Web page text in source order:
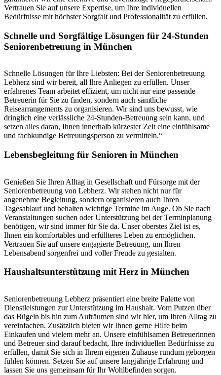
Vertrauen Sie auf unsere Expertise, um Ihre individuellen
Bedürfnisse mit höchster Sorgfalt und Professionalität zu erfüllen.
Schnelle und Sorgfältige Lösungen für 24-Stunden
Seniorenbetreuung in München
Schnelle Lösungen für Ihre Liebsten: Bei der Seniorenbetreuung
Lebherz sind wir bereit, all Ihre Anliegen zu erfüllen. Unser
erfahrenes Team arbeitet effizient, um nicht nur eine passende
Betreuerin für Sie zu finden, sondern auch sämtliche
Reisearrangements zu organisieren. Wir sind uns bewusst, wie
dringlich eine verlässliche 24-Stunden-Betreuung sein kann, und
setzen alles daran, Ihnen innerhalb kürzester Zeit eine einfühlsame
und fachkundige Betreuungsperson zu vermitteln.“
Lebensbegleitung für Senioren in München
Genießen Sie Ihren Alltag in Gesellschaft und Fürsorge mit der
Seniorenbetreuung von Lebherz. Wir stehen nicht nur für
angenehme Begleitung, sondern organisieren auch Ihren
Tagesablauf und behalten wichtige Termine im Auge. Ob Sie nach
Veranstaltungen suchen oder Unterstützung bei der Terminplanung
benötigen, wir sind immer für Sie da. Unser oberstes Ziel ist es,
Ihnen ein komfortables und erfüllteres Leben zu ermöglichen.
Vertrauen Sie auf unsere engagierte Betreuung, um Ihren
Lebensabend sorgenfrei und voller Freude zu gestalten.
Haushalts­unterstützung mit Herz in München
Seniorenbetreuung Lebherz präsentiert eine breite Palette von
Dienstleistungen zur Unterstützung im Haushalt. Vom Putzen über
das Bügeln bis hin zum Aufräumen sind wir hier, um Ihren Alltag zu
vereinfachen. Zusätzlich bieten wir Ihnen gerne Hilfe beim
Einkaufen und vielem mehr an. Unsere einfühlsamen Betreuerinnen
und Betreuer sind darauf bedacht, Ihre individuellen Bedürfnisse zu
erfüllen, damit Sie sich in Ihrem eigenen Zuhause rundum geborgen
fühlen können. Setzen Sie auf unsere langjährige Erfahrung und
lassen Sie uns gemeinsam für Ihr Wohlbefinden sorgen.